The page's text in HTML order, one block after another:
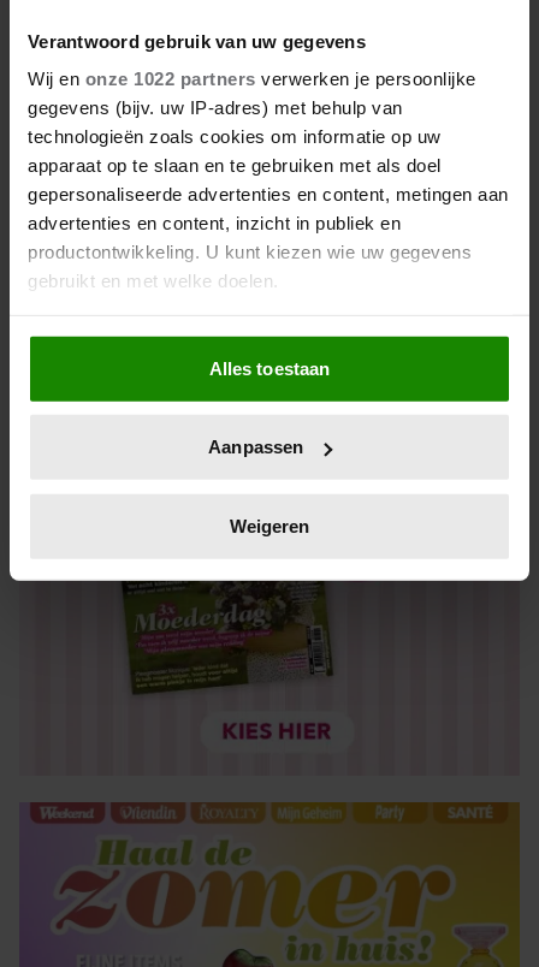
Verantwoord gebruik van uw gegevens
Wij en onze 1022 partners verwerken je persoonlijke
gegevens (bijv. uw IP-adres) met behulp van
technologieën zoals cookies om informatie op uw
apparaat op te slaan en te gebruiken met als doel
gepersonaliseerde advertenties en content, metingen aan
advertenties en content, inzicht in publiek en
productontwikkeling. U kunt kiezen wie uw gegevens
gebruikt en met welke doelen.
Als u het toestaat, willen we ook graag:
Informatie verzamelen over uw geografische locatie,
die tot een paar meter nauwkeurig kan zijn
op specifieke eigenschappen (fingerprinting)
verwerkt en stel uw voorkeuren in het
intrekken in de Cookieverklaring.
We gebruiken cookies om content en advertenties te
personaliseren, om functies voor social media te bieden
en om ons websiteverkeer te analyseren. Ook delen we
informatie over uw gebruik van onze site met onze
informatie die u aan ze heeft verstrekt of die ze hebben
verzameld op basis van uw gebruik van hun services. U
gaat akkoord met onze cookies als u onze website blijft
gebruiken.
Alles toestaan
Aanpassen
Weigeren
De nieuwe Mijn Geheim ligt nu in de winkel
Abonneren
Digitaal lezen
Los kopen